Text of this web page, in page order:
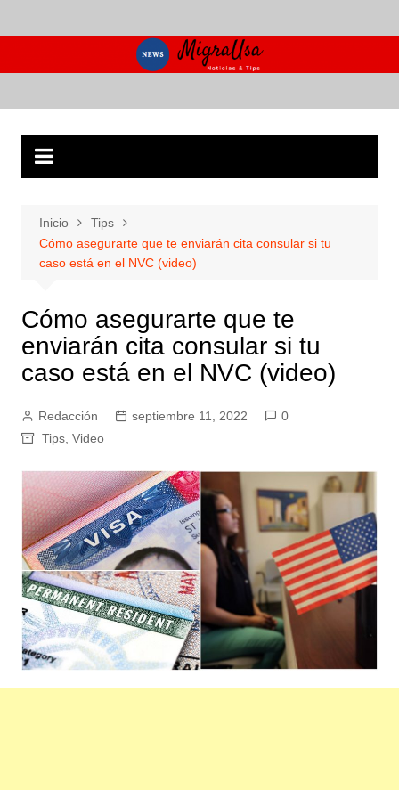
al
Inicio
Tips
Cómo asegurarte que te enviarán cita consular si tu
caso está en el NVC (video)
Cómo asegurarte que te
enviarán cita consular si tu
caso está en el NVC (video)
Redacción septiembre 11, 2022
0
Tips, Video